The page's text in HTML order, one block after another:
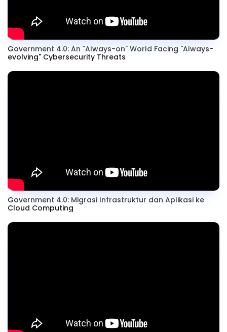
Government 4.0: An "Always-on" World Facing "Always-
evolving" Cybersecurity Threats
Government 4.0: Migrasi Infrastruktur dan Aplikasi ke
Cloud Computing